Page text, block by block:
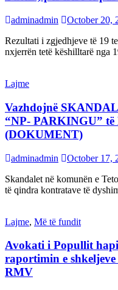
adminadmin
October 20,
Rezultati i zgjedhjeve të 19
nxjerrën tetë këshilltarë nga
Lajme
Vazhdojnë
“NP- PARKINGU”
(DOKUMENT)
adminadmin
October 17,
Skandalet në komunën e
të qindra kontratave të
Lajme, Më të fundit
Avokati i Popullit
raportimin e
RMV